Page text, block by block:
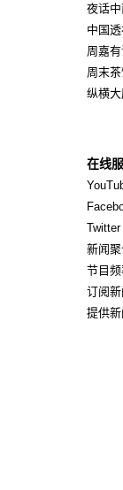
夜话
中国透
周嘉
周末
纵横
在线
Twitter
新闻
节目
订阅
提供